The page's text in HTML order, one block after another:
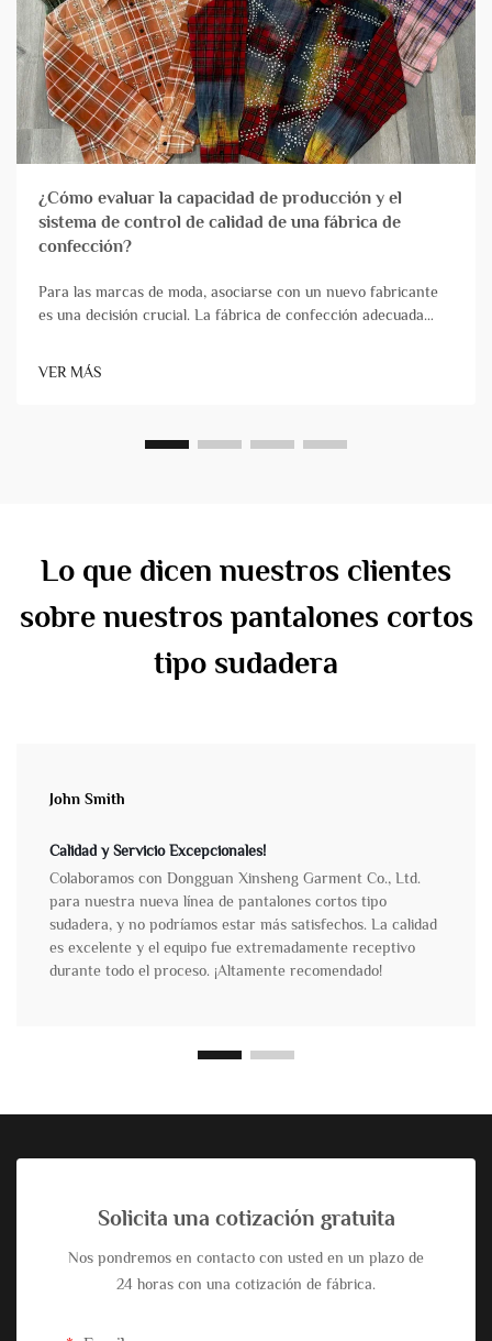
¿Cómo evaluar la capacidad de producción y el
sistema de control de calidad de una fábrica de
confección?
Para las marcas de moda, asociarse con un nuevo fabricante
es una decisión crucial. La fábrica de confección adecuada
transformando de forma fiable los diseños en productos de
alta calidad que llegan puntualmente. Por el contrario, ch...
VER MÁS
Lo que dicen nuestros clientes
sobre nuestros pantalones cortos
tipo sudadera
John Smith
Calidad y Servicio Excepcionales!
Colaboramos con Dongguan Xinsheng Garment Co., Ltd.
para nuestra nueva línea de pantalones cortos tipo
sudadera, y no podríamos estar más satisfechos. La calidad
es excelente y el equipo fue extremadamente receptivo
durante todo el proceso. ¡Altamente recomendado!
Solicita una cotización gratuita
Nos pondremos en contacto con usted en un plazo de
24 horas con una cotización de fábrica.